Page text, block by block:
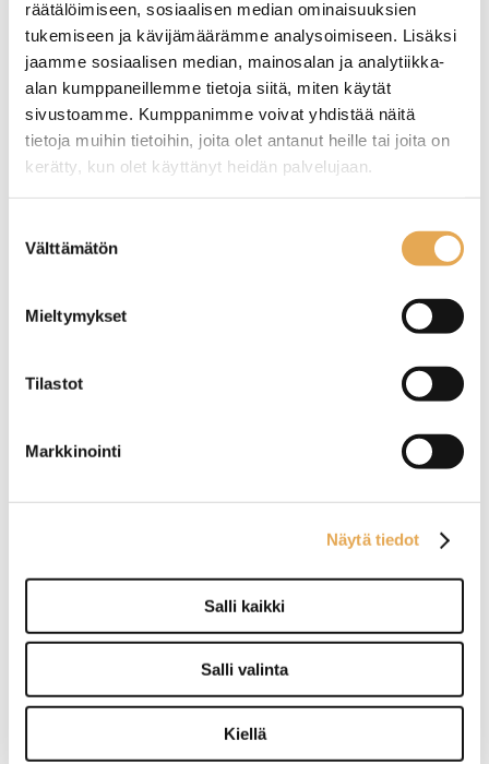
räätälöimiseen, sosiaalisen median ominaisuuksien
tukemiseen ja kävijämäärämme analysoimiseen. Lisäksi
jaamme sosiaalisen median, mainosalan ja analytiikka-
alan kumppaneillemme tietoja siitä, miten käytät
sivustoamme. Kumppanimme voivat yhdistää näitä
tietoja muihin tietoihin, joita olet antanut heille tai joita on
kerätty, kun olet käyttänyt heidän palvelujaan.
valinta
Välttämätön
Mieltymykset
Tilastot
Markkinointi
Näytä tiedot
Salli kaikki
Salli valinta
Kiellä
Lämpöhaudeallas drop-in
Ulkomitat: (l) 740 x (s) 595 x
x (s) 580 mm.
Kapasiteetti: 2 x GN 1/1-150.
Lämpöhaudeallas drop-in
Ulkomitat: (l) 1085 x (s) 595 x
Kapasiteetti: 3 x GN 1/1-150.
Restmec DIL 6GN
(k) 300 mm.
Asennusaukon koko: (l) 2105
Kapasiteetti: 6 x GN 1/1-150.
Restmec DIL 1GN
(k) 300 mm.
Asennusaukon koko: (l) 380
Kapasiteetti: 1 x GN 1/1-150.